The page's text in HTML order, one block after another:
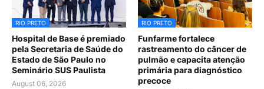
RIO PRETO
Hospital de Base é premiado
pela Secretaria de Saúde do
Estado de São Paulo no
Seminário SUS Paulista
August 06, 2026
RIO PRETO
Funfarme fortalece
rastreamento do câncer de
pulmão e capacita atenção
primária para diagnóstico
precoce